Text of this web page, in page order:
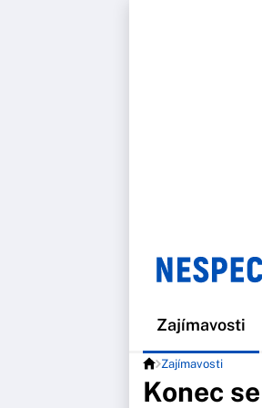
Zajímavosti
Zajímavosti
Konec